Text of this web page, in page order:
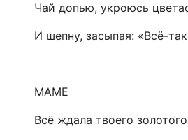
Чай допью, укроюсь
И шепну, засыпая: «Всё-
МАМЕ
Всё ждала твоего